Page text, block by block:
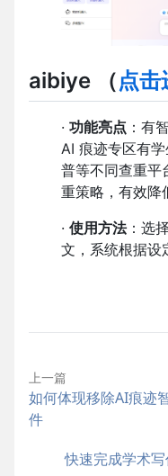
aibiye （点击
· 功能亮点 ：有
AI 痕迹专区有
普等不同查重平
重策略，有效降
· 使用方法：选
文，系统根据设
上一篇
如何体现移除AI痕迹
件
快速完成学术